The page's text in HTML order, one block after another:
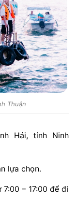
Thuận
Hải, tỉnh Ninh
lựa chọn.
– 17:00 để đi